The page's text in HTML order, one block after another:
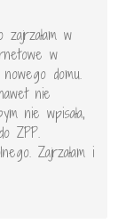
w
w
domu.
nie
nie wpisała,
ZPP.
Zajrzałam i